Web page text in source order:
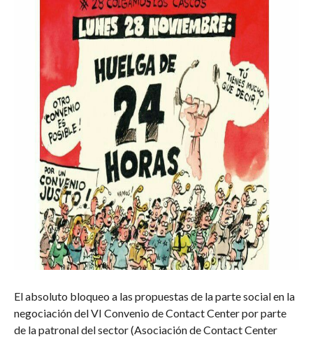
El absoluto bloqueo a las propuestas de la parte social en la
negociación del VI Convenio de Contact Center por parte
de la patronal del sector (Asociación de Contact Center